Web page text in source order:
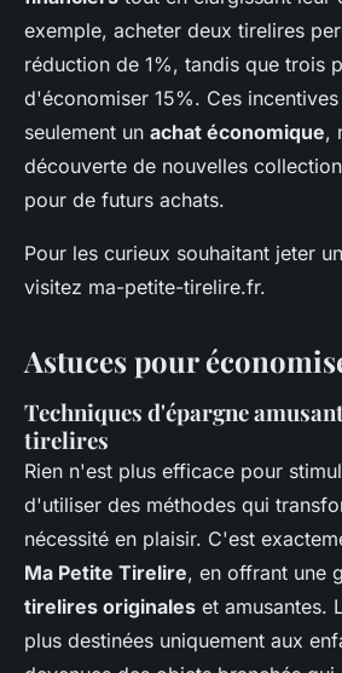
exemple, acheter deux tirelires
réduction de 1%, tandis que trois
d'économiser 15%. Ces
seulement un achat économique,
découverte de nouvelles
pour de futurs achats.
Pour les curieux souhaitant jeter
visitez ma-petite-tirelire.fr.
Astuces pour
Techniques d'épargne
tirelires
Rien n'est plus efficace pour
d'utiliser des méthodes qui
nécessité en plaisir. C'est
Ma Petite Tirelire, en offrant une
tirelires originales et amusantes.
plus destinées uniquement aux